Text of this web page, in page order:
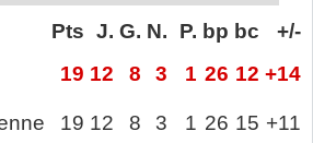
Pts J. G. N. P. bp bc
+/-
19 12 8 3 1 26 12 +14
19 12 8 3 1 26 15 +11